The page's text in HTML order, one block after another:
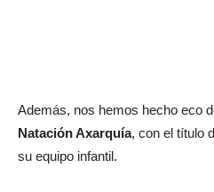
Además, nos hemos hecho eco
Natación Axarquía, con el título
su equipo infantil.